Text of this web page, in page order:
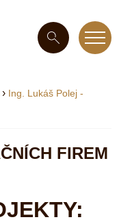
› Ing. Lukáš Polej -
FIREM